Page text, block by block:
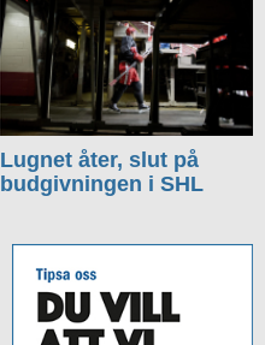
Lugnet åter, slut på
budgivningen i SHL